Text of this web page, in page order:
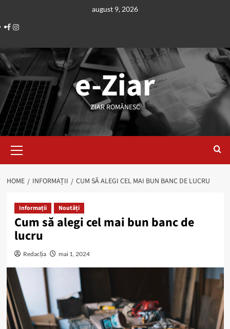
content
august 9, 2026
Facebook
Instagram
e-Ziar
ZIAR ROMÂNESC
Menu
HOME INFORMAȚII CUM SĂ ALEGI CEL MAI BUN BANC DE LUCRU
Informații Noutăți
Cum să alegi cel mai bun banc de
lucru
Redacția mai 1, 2024